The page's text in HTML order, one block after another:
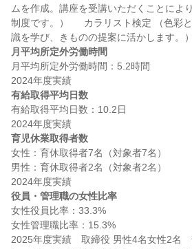
ムを作成。講座を受講いただくことによ
制度です。）  　カラリスト検定 （色彩
月平均所定外労働時間
月平均所定外労働時間：5.2時間
有給取得平均日数
有給取得平均日数：10.2日
育児休業取得者数
女性：育休取得者7名（対象者7名）
男性：育休取得者2名（対象者2名）
役員・管理職の女性比率
女性役員比率：33.3%
女性管理職比率：15.3%
2025年度実績　取締役 男性4名女性2名